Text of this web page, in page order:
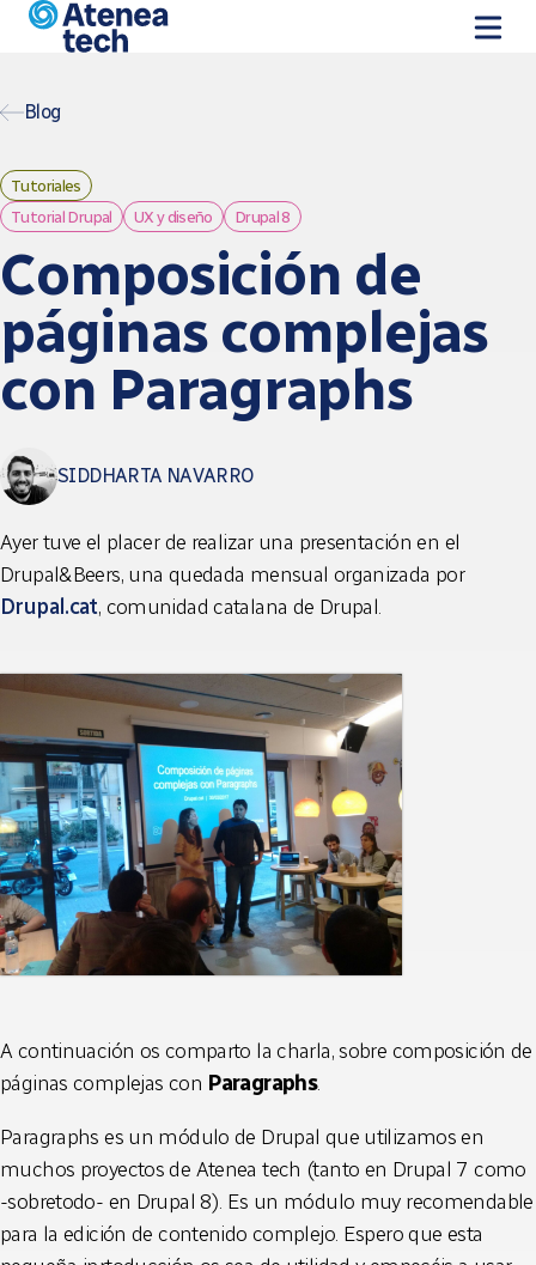
Pasar al contenido principal
Blog
Tutoriales
Tutorial Drupal
UX y diseño Drupal 8
Composición de
páginas complejas
con Paragraphs
SIDDHARTA NAVARRO
Ayer tuve el placer de realizar una presentación en el
Drupal&Beers, una quedada mensual organizada por
Drupal.cat, comunidad catalana de Drupal.
A continuación os comparto la charla, sobre composición de
páginas complejas con Paragraphs.
Paragraphs es un módulo de Drupal que utilizamos en
muchos proyectos de Atenea tech (tanto en Drupal 7 como
-sobretodo- en Drupal 8). Es un módulo muy recomendable
para la edición de contenido complejo. Espero que esta